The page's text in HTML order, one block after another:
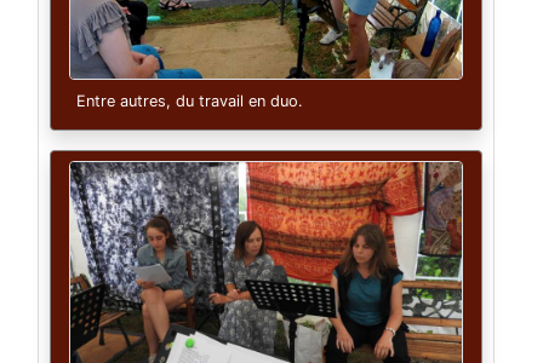
Entre autres, du travail en duo.